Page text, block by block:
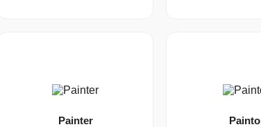
Painter Painto